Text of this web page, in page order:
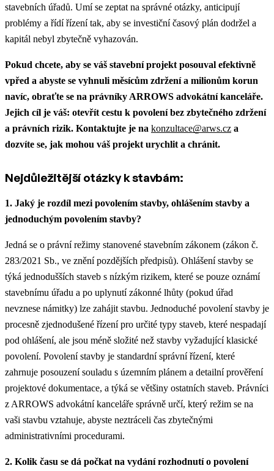
stavebních úřadů. Umí se zeptat na správné otázky, anticipují
problémy a řídí řízení tak, aby se investiční časový plán dodržel a
kapitál nebyl zbytečně vyhazován.
Pokud chcete, aby se váš stavební projekt posouval efektivně
vpřed a abyste se vyhnuli měsícům zdržení a milionům korun
navíc, obraťte se na právníky ARROWS advokátní kanceláře.
Jejich cíl je váš: otevřít cestu k povolení bez zbytečného zdržení
a právních rizik. Kontaktujte je na konzultace@arws.cz a
dozvíte se, jak mohou váš projekt urychlit a chránit.
Nejdůležitější otázky k stavbám:
1. Jaký je rozdíl mezi povolením stavby, ohlášením stavby a
jednoduchým povolením stavby?
Jedná se o právní režimy stanovené stavebním zákonem (zákon č.
283/2021 Sb., ve znění pozdějších předpisů). Ohlášení stavby se
týká jednodušších staveb s nízkým rizikem, které se pouze oznámí
stavebnímu úřadu a po uplynutí zákonné lhůty (pokud úřad
nevznese námitky) lze zahájit stavbu. Jednoduché povolení stavby je
procesně zjednodušené řízení pro určité typy staveb, které nespadají
pod ohlášení, ale jsou méně složité než stavby vyžadující klasické
povolení. Povolení stavby je standardní správní řízení, které
zahrnuje posouzení souladu s územním plánem a detailní prověření
projektové dokumentace, a týká se většiny ostatních staveb. Právníci
z ARROWS advokátní kanceláře správně určí, který režim se na
vaši stavbu vztahuje, abyste neztráceli čas zbytečnými
administrativními procedurami.
2. Kolik času se dá počkat na vydání rozhodnutí o povolení